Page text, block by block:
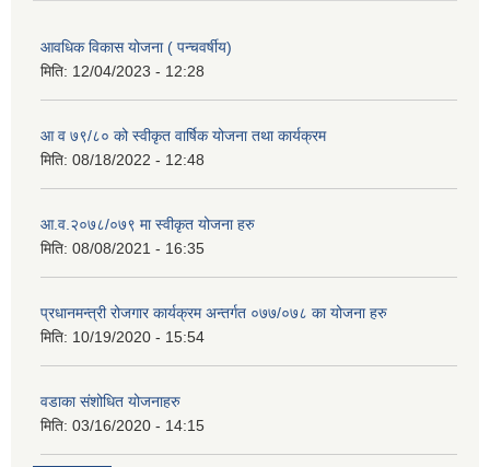
आवधिक विकास योजना ( पन्चवर्षीय)
मिति: 12/04/2023 - 12:28
आ व ७९/८० को स्वीकृत वार्षिक योजना तथा कार्यक्रम
मिति: 08/18/2022 - 12:48
आ.व.२०७८/०७९ मा स्वीकृत योजना हरु
मिति: 08/08/2021 - 16:35
प्रधानमन्त्री रोजगार कार्यक्रम अन्तर्गत ०७७/०७८ का योजना हरु
मिति: 10/19/2020 - 15:54
वडाका संशोधित योजनाहरु
मिति: 03/16/2020 - 14:15